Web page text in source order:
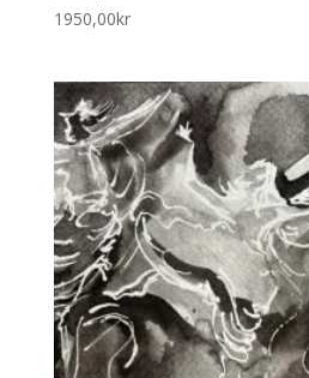
1950,00kr